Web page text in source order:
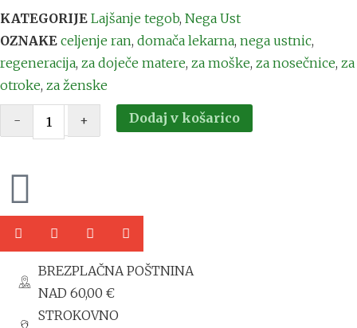
KATEGORIJE Lajšanje tegob, Nega Ust
OZNAKE celjenje ran, domača lekarna, nega ustnic,
regeneracija, za doječe matere, za moške, za nosečnice, za
otroke, za ženske
- + Dodaj v košarico
BREZPLAČNA POŠTNINA
NAD 60,00 €
STROKOVNO